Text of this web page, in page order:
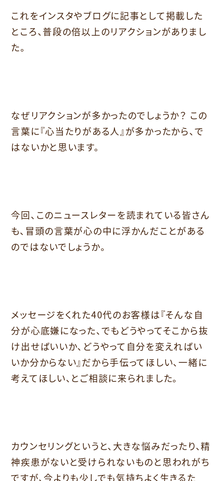
これをインスタやブログに記事として掲載した
ところ、普段の倍以上のリアクションがありまし
た。
なぜリアクションが多かったのでしょうか？ この
言葉に『心当たりがある人』が多かったから、で
はないかと思います。
今回、このニュースレターを読まれている皆さん
も、冒頭の言葉が心の中に浮かんだことがある
のではないでしょうか。
メッセージをくれた40代のお客様は『そんな自
分が心底嫌になった、でもどうやってそこから抜
け出せばいいか、どうやって自分を変えればい
いか分からない』だから手伝ってほしい、一緒に
考えてほしい、とご相談に来られました。
カウンセリングというと、大きな悩みだったり、精
神疾患がないと受けられないものと思われがち
ですが、今よりも少しでも気持ちよく生きるた